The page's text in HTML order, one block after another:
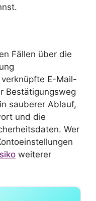
Fällen über die
E-Mail-
Bestätigungsweg
sauberer Ablauf,
und die
Wer
weiterer